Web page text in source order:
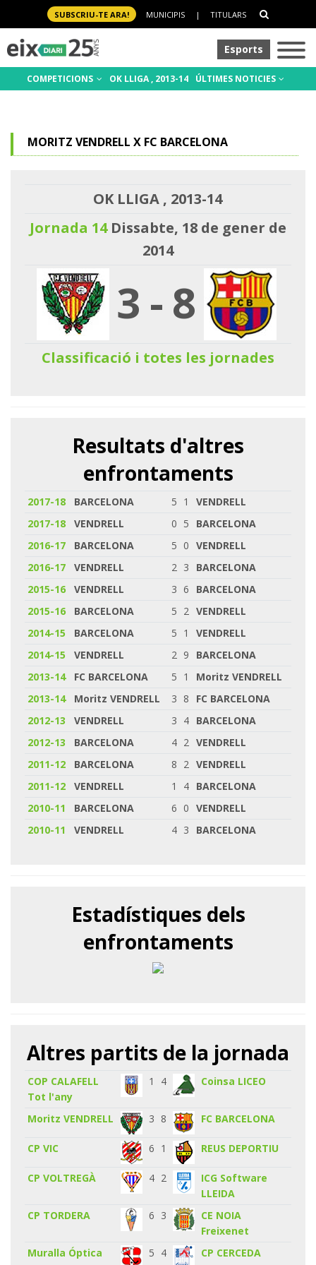
SUBSCRIU-TE ARA! MUNICIPIS | TITULARS
Esports
COMPETICIONS OK LLIGA , 2013-14 ÚLTIMES NOTICIES
MORITZ VENDRELL X FC BARCELONA
OK LLIGA , 2013-14
Jornada 14Dissabte, 18 de gener de
2014
3 -8
Classificació i totes les jornades
Resultats d'altres
enfrontaments
2017-18 BARCELONA 5 1
VENDRELL
2017-18
VENDRELL 0 5
BARCELONA
2016-17
BARCELONA 5 0 VENDRELL
2016-17
VENDRELL 2 3
BARCELONA
2015-16
VENDRELL 3 6
BARCELONA
2015-16
BARCELONA 5 2 VENDRELL
2014-15
BARCELONA 5 1
VENDRELL
2014-15
VENDRELL 2 9
BARCELONA
2013-14
FC BARCELONA 5 1
Moritz VENDRELL
2013-14
Moritz VENDRELL 3 8
FC BARCELONA
2012-13
VENDRELL 3 4 BARCELONA
2012-13
BARCELONA 4 2 VENDRELL
2011-12
BARCELONA 8 2 VENDRELL
2011-12
VENDRELL 1 4 BARCELONA
2010-11
BARCELONA 6 0 VENDRELL
2010-11
VENDRELL 4 3 BARCELONA
Estadístiques dels
enfrontaments
Altres partits de la jornada
COP CALAFELL
Tot l'any
1 4 Coinsa LICEO
Moritz VENDRELL 3 8 FC BARCELONA
CP VIC 6 1 REUS DEPORTIU
CP VOLTREGÀ 4 2
ICG Software
LLEIDA
CP TORDERA
6 3
CE NOIA
Freixenet
Muralla Óptica
5 4 CP CERCEDA